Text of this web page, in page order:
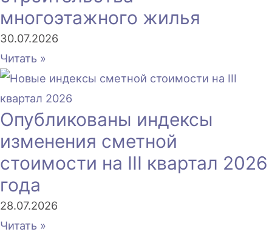
многоэтажного жилья
30.07.2026
Читать »
Опубликованы индексы
изменения сметной
стоимости на III квартал 2026
года
28.07.2026
Читать »